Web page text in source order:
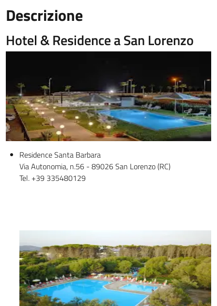
Descrizione
Hotel & Residence a San Lorenzo
Residence Santa Barbara
Via Autonomia, n.56 - 89026 San Lorenzo (RC)
Tel. +39 335480129